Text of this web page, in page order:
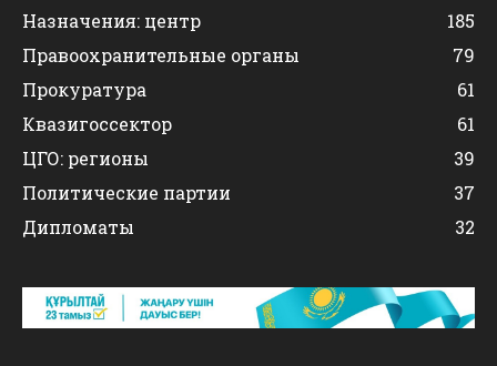
Назначения: центр
185
Правоохранительные органы
79
Прокуратура
61
Квазигоссектор
61
ЦГО: регионы
39
Политические партии
37
Дипломаты
32